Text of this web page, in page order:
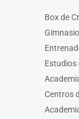
Box de
Estudios
Centros